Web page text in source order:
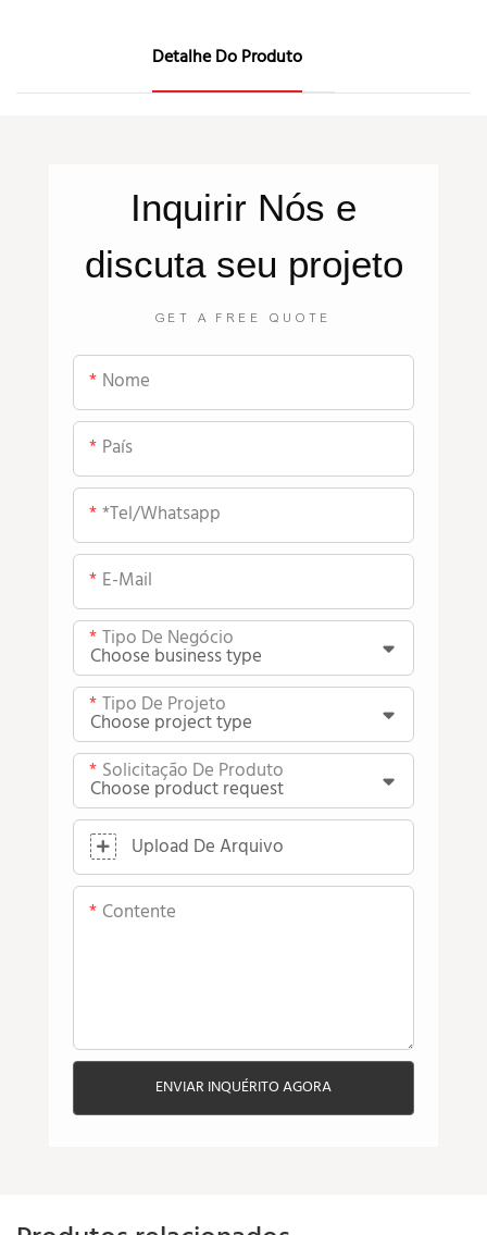
Detalhe Do Produto
Inquirir Nós e
discuta seu projeto
GET A FREE QUOTE
Nome
País
*tel/whatsapp
E-Mail
Tipo De Negócio
Tipo De Projeto
Solicitação De Produto
Upload De Arquivo
Contente
ENVIAR INQUÉRITO AGORA